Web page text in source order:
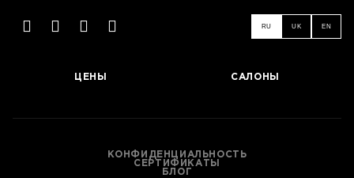
RU UK EN
ЦЕНЫ САЛОНЫ
КОНФИДЕНЦИАЛЬНОСТЬ
СЕРТИФИКАТЫ
БЛОГ